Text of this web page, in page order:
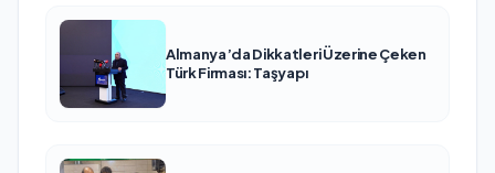
Almanya’da Dikkatleri Üzerine Çeken
Türk Firması: Taşyapı